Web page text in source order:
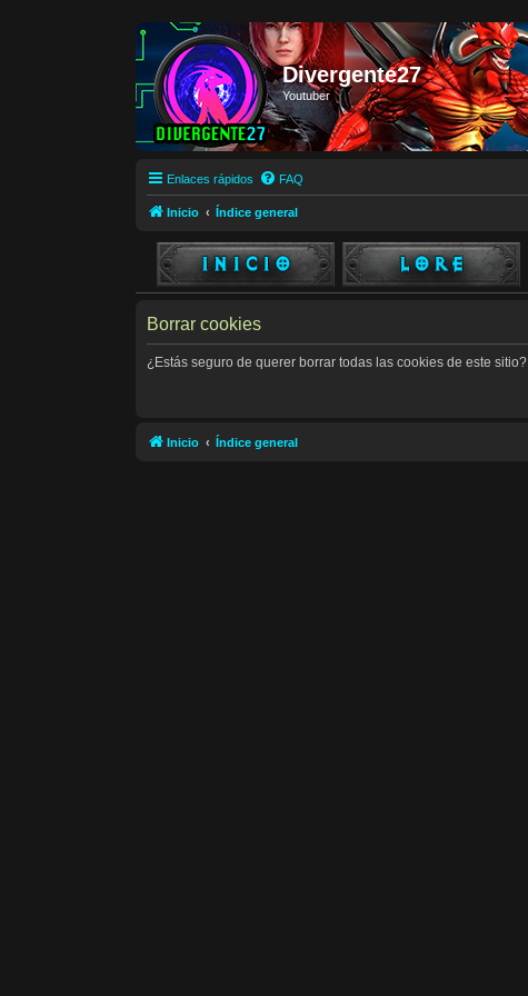
Divergente27
Youtuber
Enlaces rápidos FAQ
Inicio Índice general
Borrar cookies
¿Estás seguro de querer borrar todas las cookies de este sitio?
Inicio Índice general